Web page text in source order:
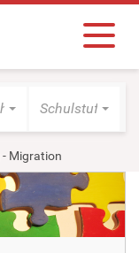
Schulstufe
Migration